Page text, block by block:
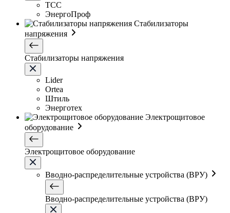
ТСС
ЭнергоПроф
Стабилизаторы
напряжения
Стабилизаторы напряжения
Lider
Ortea
Штиль
Энерготех
Электрощитовое
оборудование
Электрощитовое оборудование
Вводно-распределительные устройства (ВРУ)
Вводно-распределительные устройства (ВРУ)